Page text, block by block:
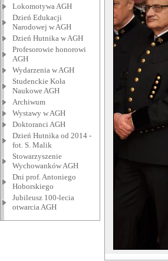
Lokomotywa AGH
Dzień Edukacji
Narodowej w AGH
Dzień Hutnika w AGH
Profesorowie honorowi
AGH
Wydarzenia w AGH
Studenckie Koła
Naukowe AGH
Archiwum
Wystawy w AGH
Doktoranci AGH
Dzień Hutnika od 2014 -
fot. S. Malik
Stowarzyszenie
Wychowanków AGH
Dni prof. Antoniego
Hoborskiego
Jubileusz 100-lecia
otwarcia AGH